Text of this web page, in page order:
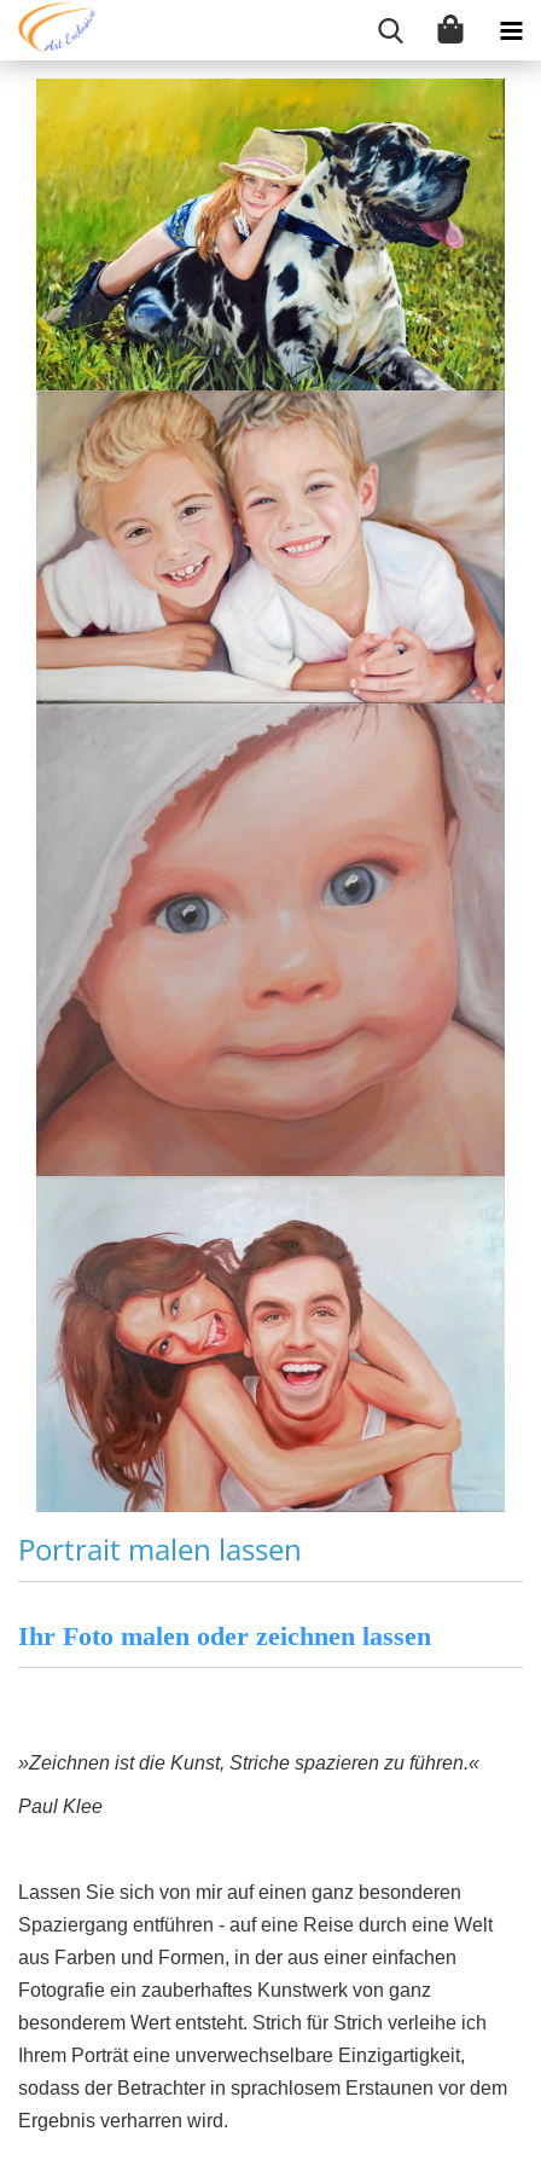
Portrait malen lassen
Ihr Foto malen oder zeichnen lassen
»Zeichnen ist die Kunst, Striche spazieren zu führen.«
Paul Klee
Lassen Sie sich von mir auf einen ganz besonderen
Spaziergang entführen - auf eine Reise durch eine Welt
aus Farben und Formen, in der aus einer einfachen
Fotografie ein zauberhaftes Kunstwerk von ganz
besonderem Wert entsteht. Strich für Strich verleihe ich
Ihrem Porträt eine unverwechselbare Einzigartigkeit,
sodass der Betrachter in sprachlosem Erstaunen vor dem
Ergebnis verharren wird.